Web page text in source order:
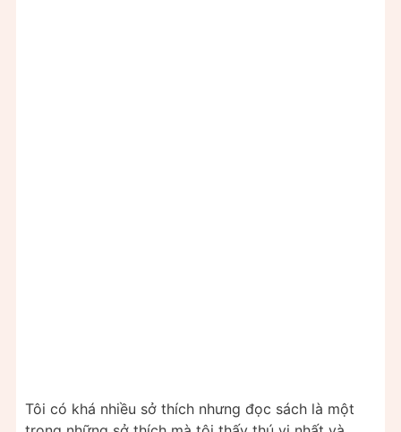
Tôi có khá nhiều sở thích nhưng đọc sách là một